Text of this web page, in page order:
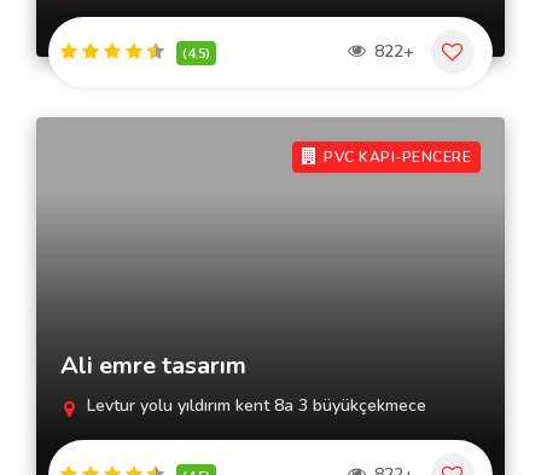
(4.5) 822+
PVC KAPI-PENCERE
Ali emre tasarım
Levtur yolu yıldırım kent 8a 3 büyükçekmece